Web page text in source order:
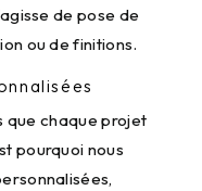
de pose de
ou de finitions.
que chaque projet
pourquoi nous